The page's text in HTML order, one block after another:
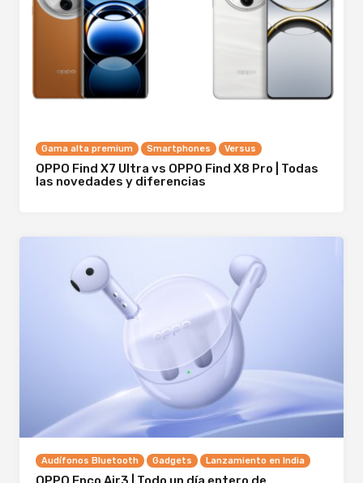
Gama alta premium Smartphones Versus
OPPO Find X7 Ultra vs OPPO Find X8 Pro | Todas
las novedades y diferencias
Audífonos Bluetooth Gadgets Lanzamiento en India